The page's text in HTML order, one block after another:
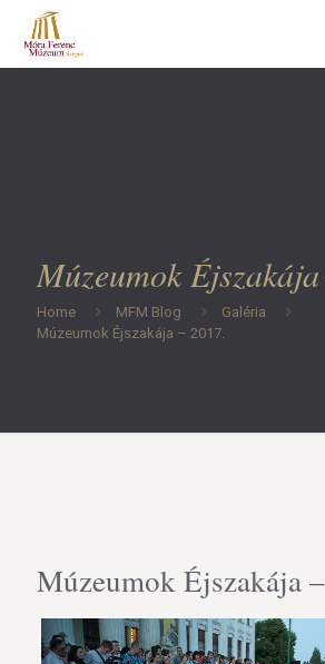
Múzeumok
Home MFM Blog
Galéria
Múzeumok Éjszakája – 2017.
Múzeumok Éjszakája